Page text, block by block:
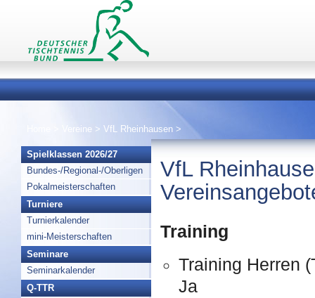
Vereine > VfL Rheinhausen >
Spielklassen 2026/27
Bundes-/Regional-/Oberligen
Pokalmeisterschaften
Turniere
Turnierkalender
mini-Meisterschaften
Seminare
Seminarkalender
Q-TTR
VfL
Training
Training Herren
Ja